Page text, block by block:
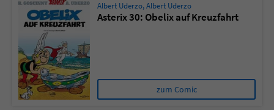
Albert Uderzo,Albert Uderzo
Asterix 30: Obelix auf Kreuzfahrt
zum Comic